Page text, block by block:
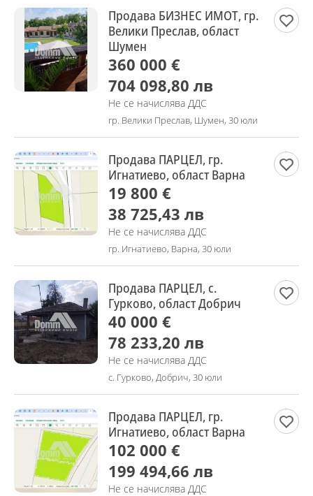
Продава БИЗНЕС ИМОТ, гр.
Велики Преслав, област
Шумен
360 000 €
704 098,80 лв
Не се начислява ДДС
гр. Велики Преслав, Шумен, 30 юли
Продава ПАРЦЕЛ, гр.
Игнатиево, област Варна
19 800 €
38 725,43 лв
Не се начислява ДДС
гр. Игнатиево, Варна, 30 юли
Продава ПАРЦЕЛ, с.
Гурково, област Добрич
40 000 €
78 233,20 лв
Не се начислява ДДС
с. Гурково, Добрич, 30 юли
Продава ПАРЦЕЛ, гр.
Игнатиево, област Варна
102 000 €
199 494,66 лв
Не се начислява ДДС